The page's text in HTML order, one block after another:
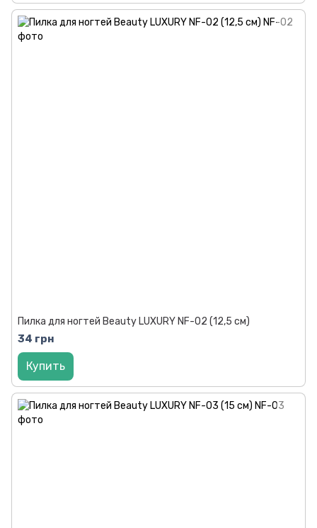
Пилка для ногтей Beauty LUXURY NF-02 (12,5 см)
34 грн
Купить